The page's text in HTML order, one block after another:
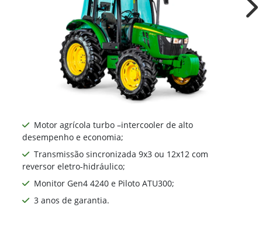
Motor agrícola turbo –intercooler de alto
desempenho e economia;
Transmissão sincronizada 9x3 ou 12x12 com
reversor eletro-hidráulico;
Monitor Gen4 4240 e Piloto ATU300;
3 anos de garantia.